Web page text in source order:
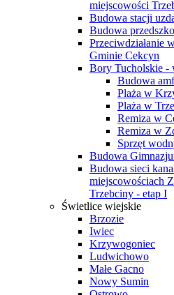
miejscowości
Budowa stacji
Budowa
Przeciwdziałanie
Gminie Cekcyn
Bory Tucholskie -
Budowa
Plaża w
Plaża w
Remiza w
Remiza w
Sprzęt
Budowa
Budowa sieci
miejscowościach
Trzebciny - etap I
Świetlice wiejskie
Brzozie
Iwiec
Krzywogoniec
Ludwichowo
Małe Gacno
Nowy Sumin